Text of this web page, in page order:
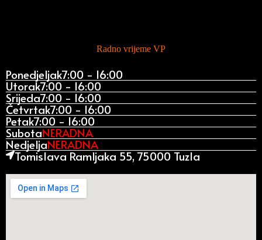
Radno vrijeme VP
Ponedjeljak7:00 - 16:00
Utorak7:00 - 16:00
Srijeda7:00 - 16:00
Četvrtak7:00 - 16:00
Petak7:00 - 16:00
SubotaNERADNA
NedjeljaNERADNA
Tomislava Ramljaka 55, 75000 Tuzla